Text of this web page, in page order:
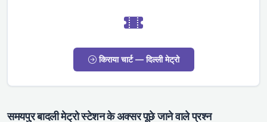
किराया चार्ट — दिल्ली मेट्रो
समयपुर बादली मेट्रो स्टेशन के अक्सर पूछे जाने वाले प्रश्न